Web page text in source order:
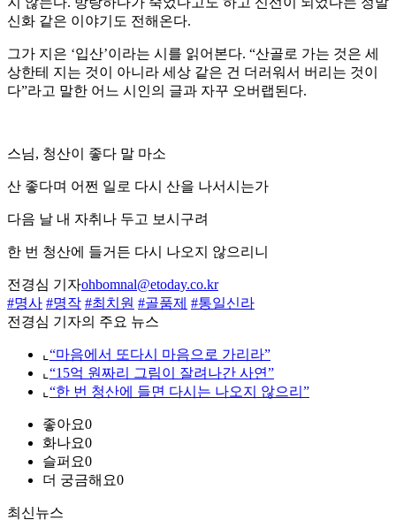
신화 같은 이야기도 전해온다.
그가 지은 ‘입산’이라는 시를 읽어본다. “산골로 가는 것은 세
상한테 지는 것이 아니라 세상 같은 건 더러워서 버리는 것이
다”라고 말한 어느 시인의 글과 자꾸 오버랩된다.
스님, 청산이 좋다 말 마소
산 좋다며 어쩐 일로 다시 산을 나서시는가
다음 날 내 자취나 두고 보시구려
한 번 청산에 들거든 다시 나오지 않으리니
전경심 기자ohbomnal@etoday.co.kr
#명사 #명작 #최치원 #골품제 #통일신라
전경심 기자의 주요 뉴스
⌞ “마음에서 또다시 마음으로 가리라”
⌞ “15억 원짜리 그림이 잘려나간 사연”
⌞ “한 번 청산에 들면 다시는 나오지 않으리”
좋아요0
화나요0
슬퍼요0
더 궁금해요0
최신뉴스